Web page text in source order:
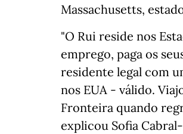
Massachusetts,
"O Rui reside nos
emprego, paga os
residente legal com
nos EUA - válido.
Fronteira quando
explicou Sofia